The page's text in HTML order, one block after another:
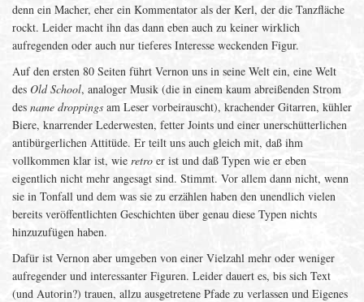
denn ein Macher, eher ein Kommentator als der Kerl, der die Tanzfläche
rockt. Leider macht ihn das dann eben auch zu keiner wirklich
aufregenden oder auch nur tieferes Interesse weckenden Figur.
Auf den ersten 80 Seiten führt Vernon uns in seine Welt ein, eine Welt
des Old School, analoger Musik (die in einem kaum abreißenden Strom
des name droppings am Leser vorbeirauscht), krachender Gitarren, kühler
Biere, knarrender Lederwesten, fetter Joints und einer unerschütterlichen
antibürgerlichen Attitüde. Er teilt uns auch gleich mit, daß ihm
vollkommen klar ist, wie retro er ist und daß Typen wie er eben
eigentlich nicht mehr angesagt sind. Stimmt. Vor allem dann nicht, wenn
sie in Tonfall und dem was sie zu erzählen haben den unendlich vielen
bereits veröffentlichten Geschichten über genau diese Typen nichts
hinzuzufügen haben.
Dafür ist Vernon aber umgeben von einer Vielzahl mehr oder weniger
aufregender und interessanter Figuren. Leider dauert es, bis sich Text
(und Autorin?) trauen, allzu ausgetretene Pfade zu verlassen und Eigenes